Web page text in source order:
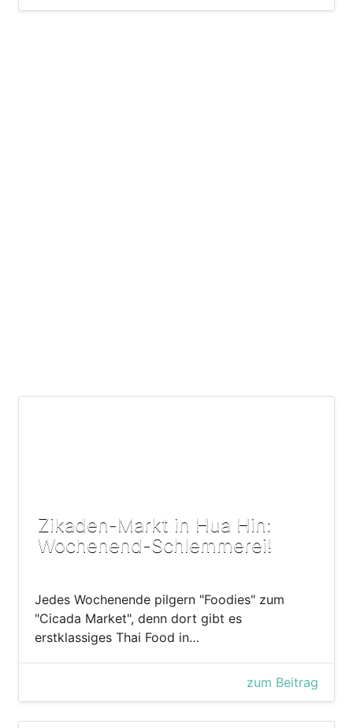
Zikaden-Markt in Hua Hin:
Wochenend-Schlemmerei!
Jedes Wochenende pilgern "Foodies" zum
"Cicada Market", denn dort gibt es
erstklassiges Thai Food in…
zum Beitrag